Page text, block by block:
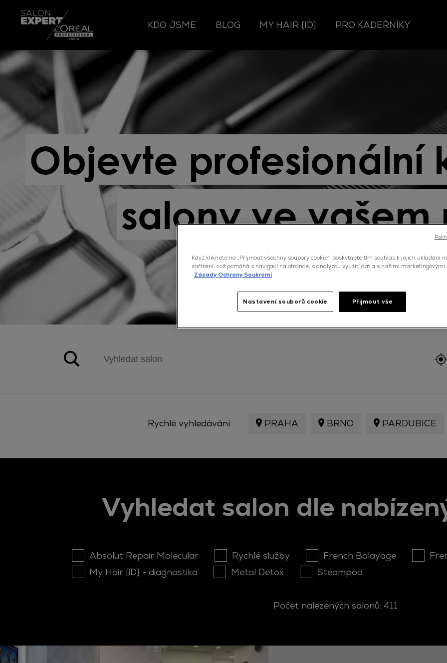
KDO JSME BLOG MY HAIR [ID] PRO KADEŘNÍKY
Objevte profesionální
salony ve vašem
Rychlé vyhledávání PRAHA BRNO PARDUBICE
Vyhledat salon dle
Absolut Repair Molecular Rychlé služby French Balayage
My Hair [iD] - diagnostika
Metal Detox Steampod
Počet nalezených salonů: 411
Když kliknete na „Přijmout všechny soubory cookie“, poskytnete tím souhlas k jejich ukládání
zařízení, což pomáhá s navigací na stránce, s analýzou využití dat a s našimi marketingovými
Zásady Ochrany Soukromí
Nastavení souborů cookie Přijmout vše